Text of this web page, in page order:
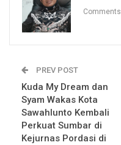
Comments
PREV POST
Kuda My Dream dan
Syam Wakas Kota
Sawahlunto Kembali
Perkuat Sumbar di
Kejurnas Pordasi di